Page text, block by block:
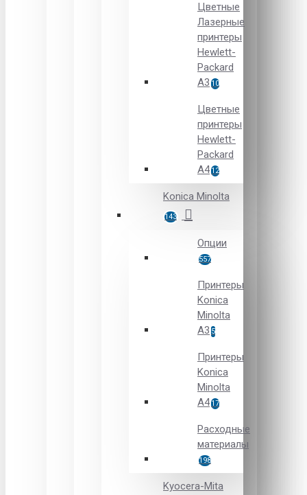
Цветные
Лазерные
принтеры
Hewlett-
Packard
A3 10
Цветные
принтеры
Hewlett-
Packard
А412
Konica Minolta
143
Опции
557
Принтеры
Konica
Minolta
A3 5
Принтеры
Konica
Minolta
A417
Расходные
материалы
198
Kyocera-Mita